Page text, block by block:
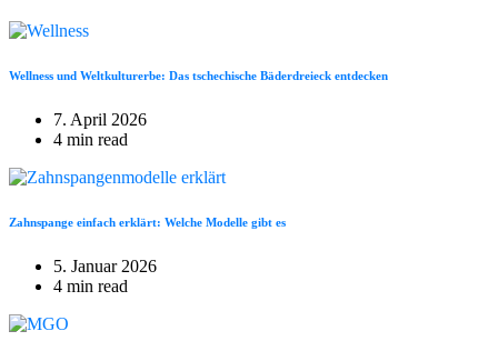
Wellness und Weltkulturerbe: Das tschechische Bäderdreieck entdecken
7. April 2026
4 min read
Zahnspange einfach erklärt: Welche Modelle gibt es
5. Januar 2026
4 min read